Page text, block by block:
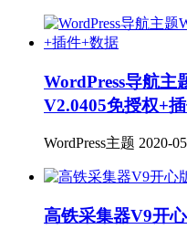
WordPress导航主
V2.0405免授权+
WordPress主题 2020-
高铁采集器V9开